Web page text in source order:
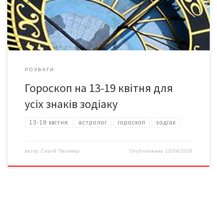
поганому настрою на вихідних, але не призначайте вечірку на
[…]
РОЗВАГИ
Гороскоп на 13-19 квітня для
усіх знаків зодіаку
13-19 квітня астролог гороскоп зодіак
автор Сергій Паламар Опубліковано 12/04/2018